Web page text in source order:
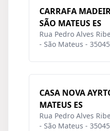
CARRAFA
SÃO MATEUS ES
Rua Pedro Alves
- São Mateus -
CASA NOVA
MATEUS ES
Rua Pedro Alves
- São Mateus -